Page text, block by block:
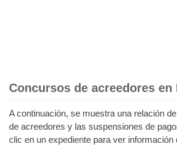
Concursos de acreedores en
A continuación, se muestra una relación
de acreedores y las suspensiones de
clic en un expediente para ver información